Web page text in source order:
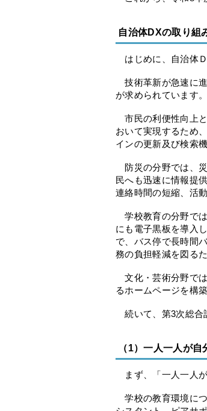
自治体DXの取り組
はじめに、自治体
技術革新が急速に
が求められています。
市民の利便性向上
おいて実現するため
インの更新及び検索
防災の分野では、
民へも迅速に情報提
連絡時間の短縮、活
学校教育の分野で
にも電子黒板を導入
で、バス停で長時間
務の負担軽減を図る
文化・芸術分野で
るホームページを構築
続いて、第3次総合
（1）一人一人が自
まず、「一人一人
学校の教育環境に